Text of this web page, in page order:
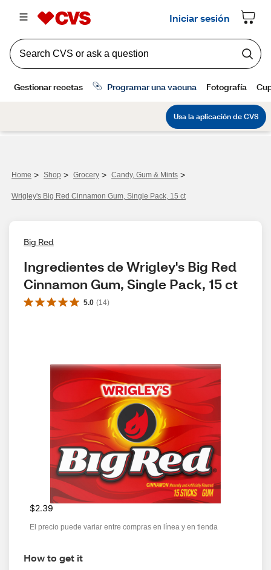
Home > Shop > Grocery > Candy, Gum & Mints >
Wrigley's Big Red Cinnamon Gum, Single Pack, 15 ct
Big Red
Ingredientes de Wrigley's Big Red
Cinnamon Gum, Single Pack, 15 ct
5.0 (14)
$2.39
El precio puede variar entre compras en línea y en tienda
How to get it